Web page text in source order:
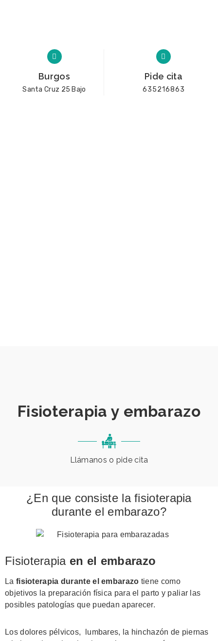
Burgos
Santa Cruz 25 Bajo
Pide cita
635216863
Fisioterapia y embarazo
Llámanos o pide cita
¿En que consiste la fisioterapia
durante el embarazo?
Fisioterapiaen el embarazo
La fisioterapia durante el embarazo tiene como
objetivos la preparación física para el parto y paliar las
posibles patologías que puedan aparecer.
Los dolores pélvicos, lumbares, la hinchazón de piernas